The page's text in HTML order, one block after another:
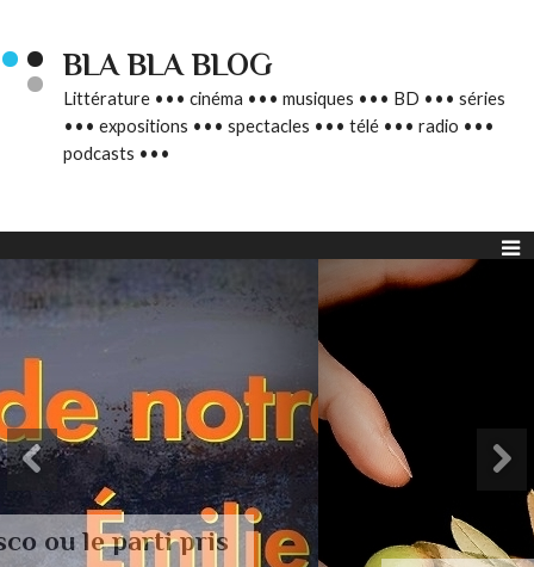
BLA BLA BLOG
Littérature ••• cinéma ••• musiques ••• BD ••• séries
••• expositions ••• spectacles ••• télé ••• radio •••
podcasts •••